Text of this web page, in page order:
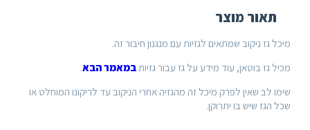
מוצר
ניקוב שמתאים לגזיות עם מנגנון חיבור זה.
גז בוטאן, עוד מידע על גז עבור גזיותבמאמר הבא.
לב שאין לפרק מיכל זה מהגזיה אחרי הניקוב עד לריקונו המוחלט או
שיש בו יתרוקן.